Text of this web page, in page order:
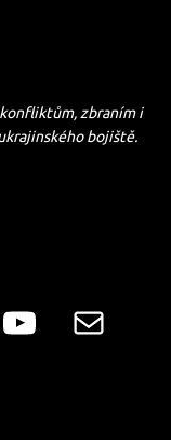
zbraním i
bojiště.